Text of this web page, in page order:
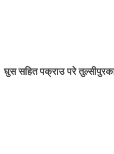
घुस सहित पक्राउ परे